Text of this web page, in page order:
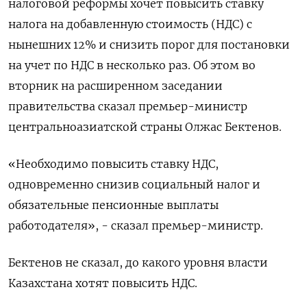
налоговой реформы хочет повысить ставку
налога на добавленную стоимость (НДС) с
нынешних 12% и снизить порог для постановки
на учет по НДС в несколько раз. Об этом во
вторник на расширенном заседании
правительства сказал премьер-министр
центральноазиатской страны Олжас Бектенов.
«Необходимо повысить ставку НДС,
одновременно снизив социальный налог и
обязательные пенсионные выплаты
работодателя», - сказал премьер-министр.
Бектенов не сказал, до какого уровня власти
Казахстана хотят повысить НДС.